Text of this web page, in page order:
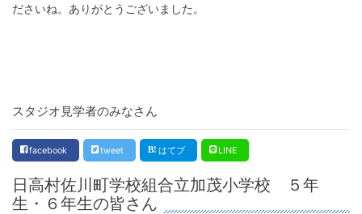
ださいね。ありがとうございました。
スタジオ見学者のみなさん
facebook tweet はてブ LINE
日高村佐川町学校組合立加茂小学校 ５年
生・６年生の皆さん